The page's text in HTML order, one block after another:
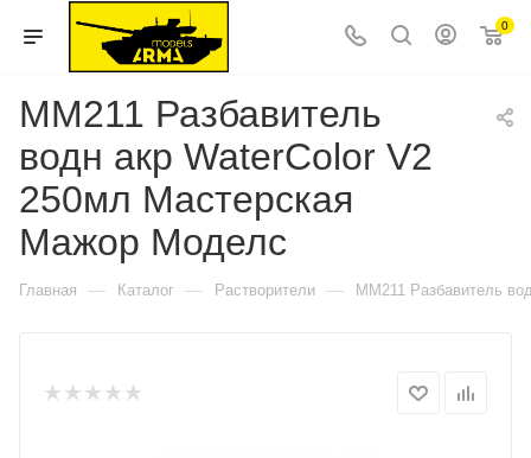
0
MM211 Разбавитель
водн акр WaterColor V2
250мл Мастерская
Мажор Моделс
Главная — Каталог — Растворители — MM211 Разбавитель